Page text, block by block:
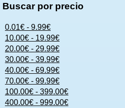
Buscar por precio
0.01€ - 9.99€
10.00€ - 19.99€
20.00€ - 29.99€
30.00€ - 39.99€
40.00€ - 69.99€
70.00€ - 99.99€
100.00€ - 399.00€
400.00€ - 999.00€